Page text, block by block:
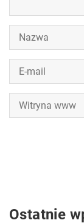
Ostatnie